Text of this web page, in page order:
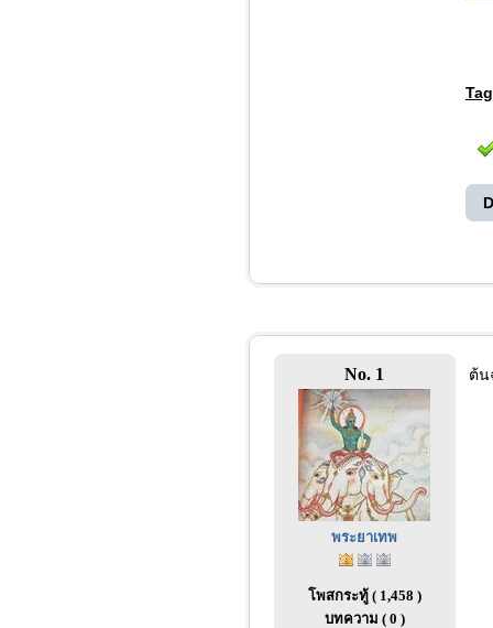
Tag
No. 1
พระยาเทพ
โพสกระทู้ ( 1,458 )
บทความ ( 0 )
ต้น